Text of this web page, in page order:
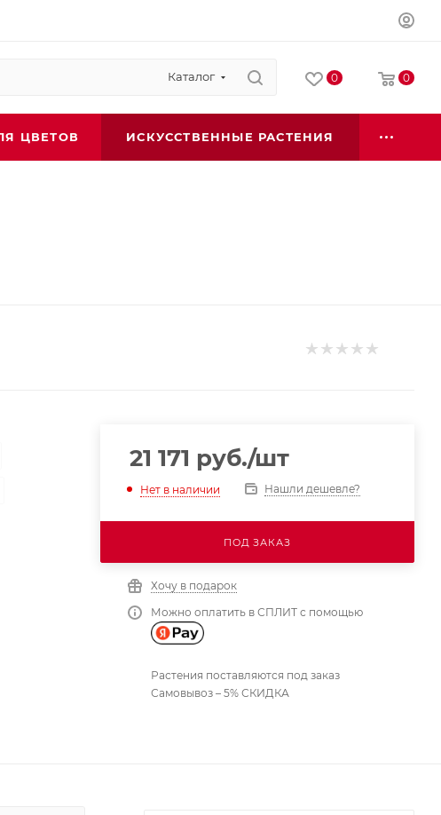
Каталог 0 0
ЦВЕТОВ ИСКУССТВЕННЫЕ РАСТЕНИЯ
21 171 руб./шт
Нет в наличии Нашли дешевле?
ПОД ЗАКАЗ
Хочу в подарок
Можно оплатить в СПЛИТ с помощью
Растения поставляются под заказ
Самовывоз – 5% СКИДКА